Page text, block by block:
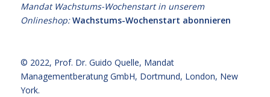
Mandat Wachstums-Wochenstart in unserem
Onlineshop:Wachstums-Wochenstart abonnieren
© 2022, Prof. Dr. Guido Quelle, Mandat
Managementberatung GmbH, Dortmund, London, New
York.